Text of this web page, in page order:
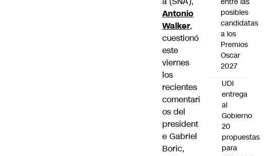
Antonio
Walker,
cuestionó
este
viernes
los
recientes
comentari
os del
president
e Gabriel
Boric,
posibles
candidatas
a los
Premios
Oscar
2027
UDI
entrega
al
Gobierno
20
propuestas
para